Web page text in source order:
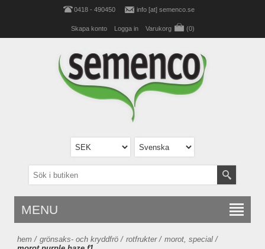
0418 - 490450 info [at] semenco.se
Skapa konto Logga in Varukorg (0)
MENU
hem / grönsaks- och kryddfrö / rotfrukter / morot, special /